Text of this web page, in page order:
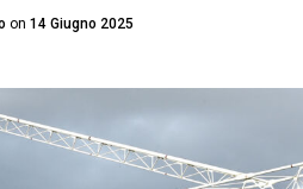
on 14 Giugno 2025